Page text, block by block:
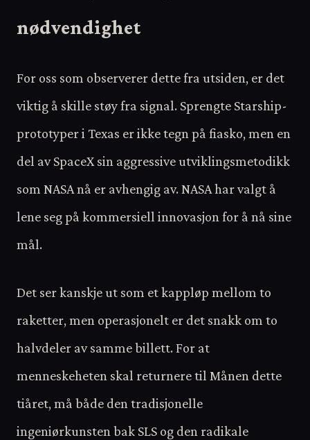
nødvendighet
For oss som observerer dette fra utsiden, er det
viktig å skille støy fra signal. Sprengte Starship-
prototyper i Texas er ikke tegn på fiasko, men en
del av SpaceX sin aggressive utviklingsmetodikk
som NASA nå er avhengig av. NASA har valgt å
lene seg på kommersiell innovasjon for å nå sine
mål.
Det ser kanskje ut som et kappløp mellom to
raketter, men operasjonelt er det snakk om to
halvdeler av samme billett. For at
menneskeheten skal returnere til Månen dette
tiåret, må både den tradisjonelle
ingeniørkunsten bak SLS og den radikale